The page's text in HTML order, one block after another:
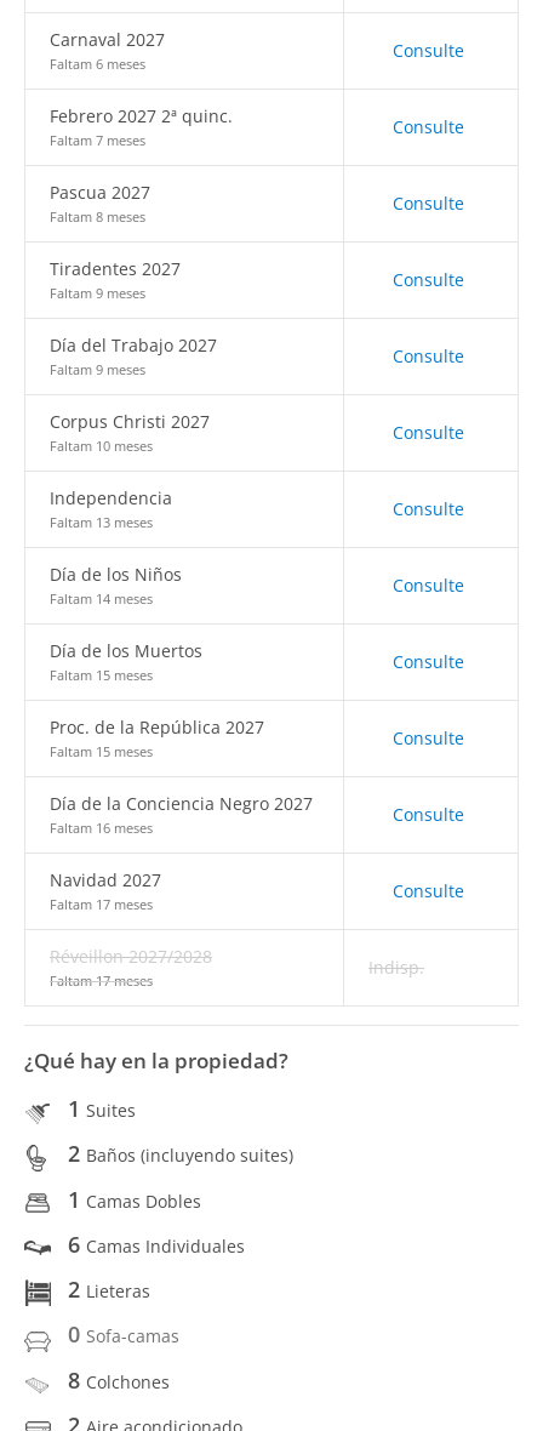
Carnaval 2027
Faltam 6 meses
Consulte
Febrero 2027 2ª quinc.
Faltam 7 meses
Consulte
Pascua 2027
Faltam 8 meses
Consulte
Tiradentes 2027
Faltam 9 meses
Consulte
Día del Trabajo 2027
Faltam 9 meses
Consulte
Corpus Christi 2027
Faltam 10 meses
Consulte
Independencia
Faltam 13 meses
Consulte
Día de los Niños
Faltam 14 meses
Consulte
Día de los Muertos
Faltam 15 meses
Consulte
Proc. de la República 2027
Faltam 15 meses
Consulte
Día de la Conciencia Negro 2027
Faltam 16 meses
Consulte
Navidad 2027
Faltam 17 meses
Consulte
Réveillon 2027/2028
Faltam 17 meses
Indisp.
¿Qué hay en la propiedad?
1 Suites
2 Baños (incluyendo suites)
1 Camas Dobles
6 Camas Individuales
2 Lieteras
0 Sofa-camas
8 Colchones
2